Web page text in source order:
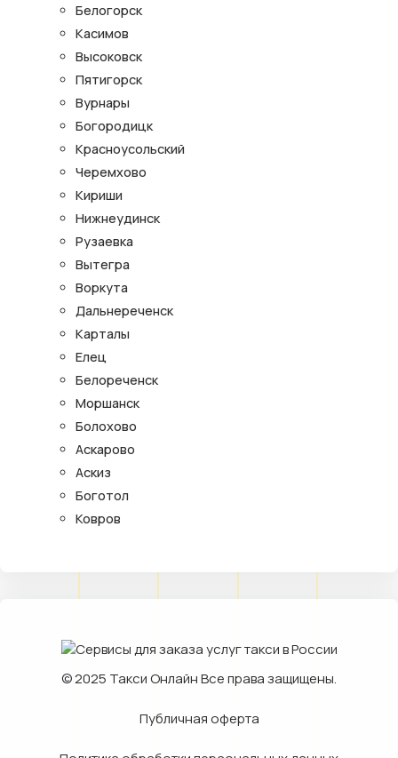
Белогорск
Касимов
Высоковск
Пятигорск
Вурнары
Богородицк
Красноусольский
Черемхово
Кириши
Нижнеудинск
Рузаевка
Вытегра
Воркута
Дальнереченск
Карталы
Елец
Белореченск
Моршанск
Болохово
Аскарово
Аскиз
Боготол
Ковров
© 2025 Такси ОнлайнВсе права защищены.
Публичная оферта